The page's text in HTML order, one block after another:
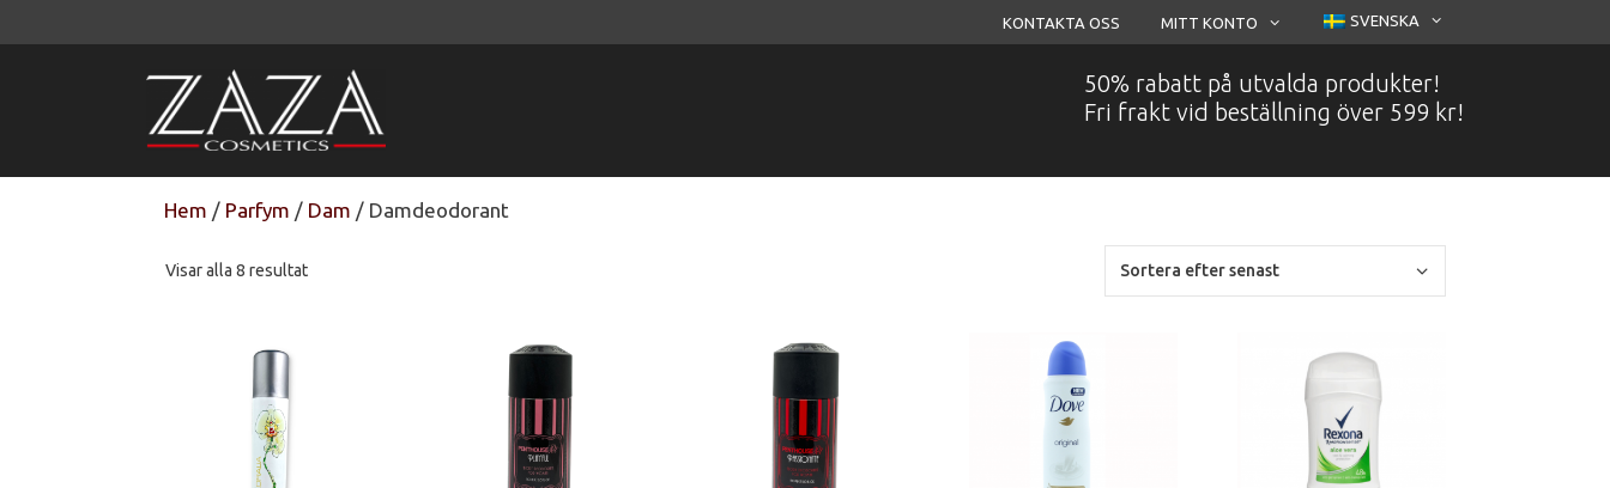
till
KONTAKTA OSS MITT KONTO SVENSKA
50% rabatt på utvalda produkter!
Fri frakt vid beställning över 599 kr!
Hem / Parfym / Dam / Damdeodorant
Visar alla 8 resultatSortera